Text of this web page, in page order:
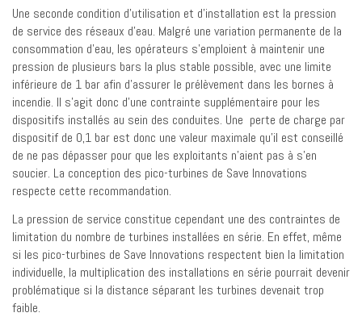
Une seconde condition d’utilisation et d’installation est la pression
de service des réseaux d’eau. Malgré une variation permanente de la
consommation d’eau, les opérateurs s’emploient à maintenir une
pression de plusieurs bars la plus stable possible, avec une limite
inférieure de 1 bar afin d’assurer le prélèvement dans les bornes à
incendie. Il s’agit donc d’une contrainte supplémentaire pour les
dispositifs installés au sein des conduites. Une perte de charge par
dispositif de 0,1 bar est donc une valeur maximale qu’il est conseillé
de ne pas dépasser pour que les exploitants n’aient pas à s’en
soucier. La conception des pico-turbines de Save Innovations
respecte cette recommandation.
La pression de service constitue cependant une des contraintes de
limitation du nombre de turbines installées en série. En effet, même
si les pico-turbines de Save Innovations respectent bien la limitation
individuelle, la multiplication des installations en série pourrait devenir
problématique si la distance séparant les turbines devenait trop
faible.